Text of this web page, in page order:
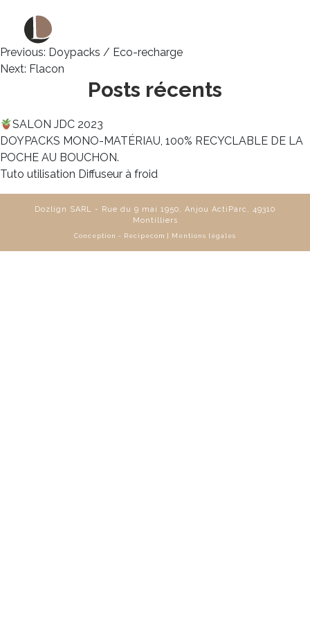
Berlingots & sticks
Navigation
Previous: Doypacks / Eco-recharge
Next: Flacon
Posts récents
SALON JDC 2023
DOYPACKS MONO-MATÉRIAU, 100% RECYCLABLE DE LA
POCHE AU BOUCHON.
Tuto utilisation Diffuseur à froid
Dozlign SARL - Rue du 9 mai 1950, Anjou ActiParc, 49310
Montilliers
Conception - Recipecom Mentions légales